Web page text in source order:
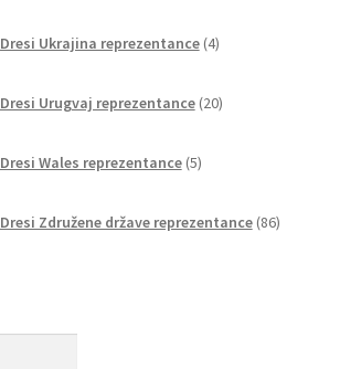
Dresi Ukrajina reprezentance 4izdelki
Dresi Urugvaj reprezentance 20izdelkov
Dresi Wales reprezentance 5izdelkov
Dresi Združene države reprezentance 86izdelkov